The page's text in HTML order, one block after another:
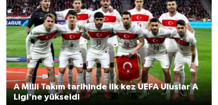
A Milli Takım tarihinde ilk kez UEFA Uluslar A
Ligi'ne yükseldi